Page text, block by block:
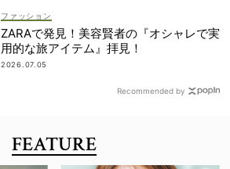
ファッション
ZARAで発見！美容賢者の『オシャレで実
用的な旅アイテム』拝見！
2026.07.05
Recommended by
FEATURE